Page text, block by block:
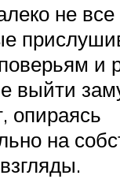
не все
и
выйти
опираясь
на